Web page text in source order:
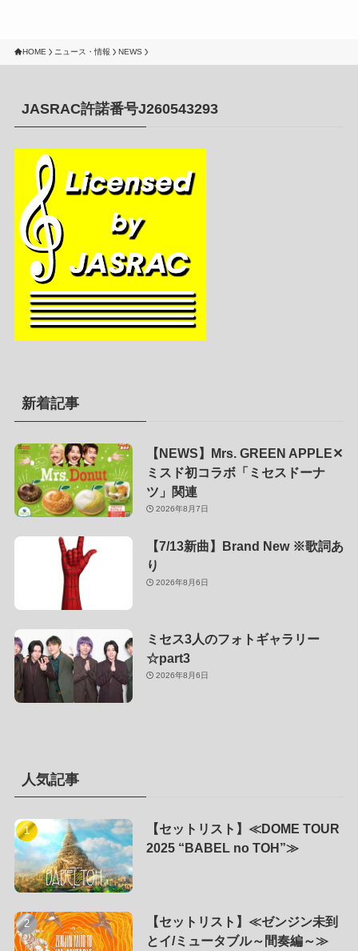
HOME ニュース・情報 NEWS
JASRAC許諾番号J260543293
新着記事
【NEWS】Mrs. GREEN APPLE✕
ミスド初コラボ「ミセスドーナ
ツ」関連
2026年8月7日
【7/13新曲】Brand New ※歌詞あ
り
2026年8月6日
ミセス3人のフォトギャラリー
☆part3
2026年8月6日
人気記事
【セットリスト】≪DOME TOUR
2025 “BABEL no TOH”≫
【セットリスト】≪ゼンジン未到
とイ/ミュータブル～間奏編～≫